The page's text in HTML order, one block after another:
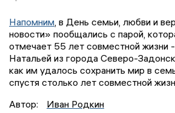
Напомним, в День семьи, любви и
новости» пообщались с парой,
отмечает 55 лет совместной жизни
Натальей из города Северо-
как им удалось сохранить мир в
спустя столько лет совместной
Автор:
Иван Родкин